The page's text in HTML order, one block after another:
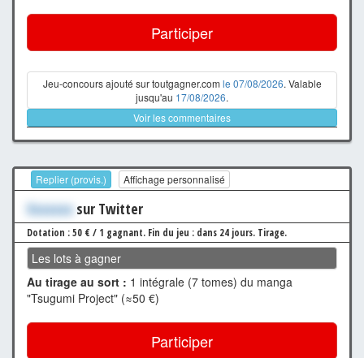
Participer
Jeu-concours ajouté sur toutgagner.com le 07/08/2026. Valable
jusqu'au 17/08/2026.
Voir les commentaires
Replier (provis.) Affichage personnalisé
Xxxxxxx sur Twitter
Dotation : 50 € / 1 gagnant. Fin du jeu : dans 24 jours. Tirage.
Les lots à gagner
Au tirage au sort : 1 intégrale (7 tomes) du manga
"Tsugumi Project" (≈50 €)
Participer